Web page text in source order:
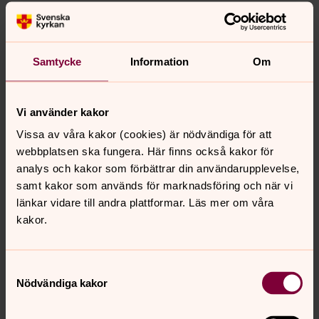
Samtycke Information Om
Vi använder kakor
Vissa av våra kakor (cookies) är nödvändiga för att
webbplatsen ska fungera. Här finns också kakor för
analys och kakor som förbättrar din användarupplevelse,
samt kakor som används för marknadsföring och när vi
länkar vidare till andra plattformar. Läs mer om våra
kakor.
Nödvändiga kakor
beslut hösten 2019. I samband med att de slutliga
förslagen till kompletterande musik till kyrkohandboken
överlämnas till kyrkostyrelsen avslutas arbetet i
kommittén.
Musikkommittén ska sammanträda 3-4 gånger per år.
konstituera sitt arbete innan de närmare direktiven för
kommittén fastställs. Musikkommittén ska ge en årlig
rapport till musikrådet.
Stor vikt bör läggas på att knyta referenspersoner med
specifik kompetens (till exempel samisk tradition,
folkmusik, jazz) till musikkommittén. Ett kontinuerligt
samråd med musikrådet om uppdragets urval och
ligger hos Avdelningen för kyrkoliv och Enheten för
pastoral utveckling med ekumenik – där arbetet med